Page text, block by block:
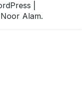
Alam.